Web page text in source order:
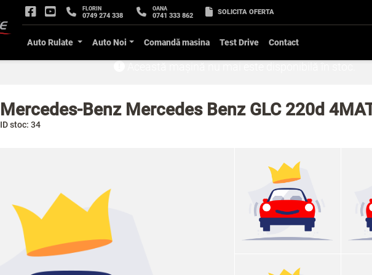
FLORIN
0749 274 338
OANA
0741 333 862 SOLICITA OFERTA
Auto Rulate Auto Noi Comandă masina Test Drive Contact
Mercedes-Benz Mercedes Benz GLC 220d
ID stoc: 34